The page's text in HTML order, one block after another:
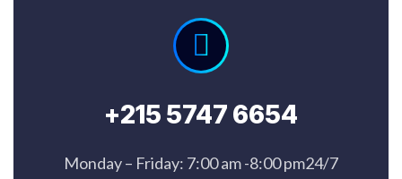
+215 5747 6654
Monday – Friday: 7:00 am -8:00 pm24/7